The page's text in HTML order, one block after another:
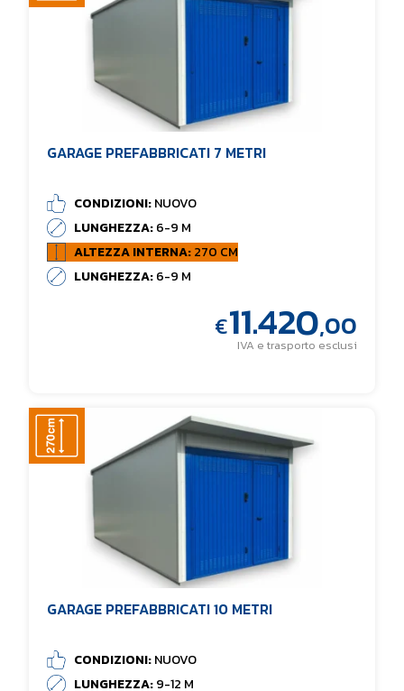
GARAGE PREFABBRICATI 7 METRI
CONDIZIONI:NUOVO
LUNGHEZZA:6-9 M
ALTEZZA INTERNA:270 CM
LUNGHEZZA:6-9 M
€11.420,00
IVA e trasporto esclusi
GARAGE PREFABBRICATI 10 METRI
CONDIZIONI:NUOVO
LUNGHEZZA:9-12 M